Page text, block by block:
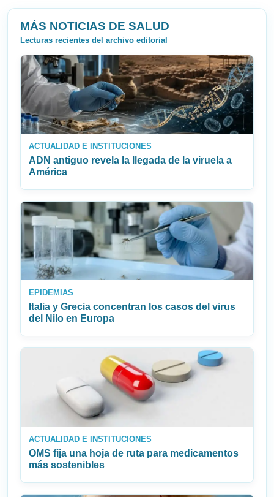
MÁS NOTICIAS DE SALUD
Lecturas recientes del archivo editorial
ACTUALIDAD E INSTITUCIONES
ADN antiguo revela la llegada de la viruela a
América
EPIDEMIAS
Italia y Grecia concentran los casos del virus
del Nilo en Europa
ACTUALIDAD E INSTITUCIONES
OMS fija una hoja de ruta para medicamentos
más sostenibles